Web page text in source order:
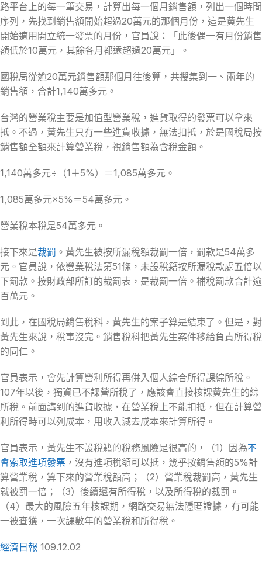
路平台上的每一筆交易，計算出每一個月銷售額，列出一個時間
序列，先找到銷售額開始超過20萬元的那個月份，這是黃先生
開始適用開立統一發票的月份，官員說：「此後偶一有月份銷售
額低於10萬元，其餘各月都遠超過20萬元」。
國稅局從逾20萬元銷售額那個月往後算，共搜集到一、兩年的
銷售額，合計1,140萬多元。
台灣的營業稅主要是加值型營業稅，進貨取得的發票可以拿來
抵。不過，黃先生只有一些進貨收據，無法扣抵，於是國稅局按
銷售額全額來計算營業稅，視銷售額為含稅金額。
1,140萬多元÷（1＋5%）＝1,085萬多元。
1,085萬多元×5%＝54萬多元。
營業稅本稅是54萬多元。
接下來是裁罰 。黃先生被按所漏稅額裁罰一倍，罰款是54萬多
元。官員說，依營業稅法第51條，未設稅籍按所漏稅款處五倍以
下罰款。按財政部所訂的裁罰表，是裁罰一倍。補稅罰款合計逾
百萬元。
到此，在國稅局銷售稅科，黃先生的案子算是結束了。但是，對
黃先生來說，稅事沒完。銷售稅科把黃先生案件移給負責所得稅
的同仁。
官員表示，會先計算營利所得再併入個人綜合所得課綜所稅。
107年以後，獨資已不課營所稅了，應該會直接核課黃先生的綜
所稅。前面講到的進貨收據，在營業稅上不能扣抵，但在計算營
利所得時可以列成本，用收入減去成本來計算所得。
官員表示，黃先生不設稅籍的稅務風險是很高的，（1）因為不
會索取進項發票 ，沒有進項稅額可以抵，幾乎按銷售額的5%計
算營業稅，算下來的營業稅額高；（2）營業稅裁罰高，黃先生
就被罰一倍；（3）後續還有所得稅，以及所得稅的裁罰。
（4）最大的風險五年核課期，網路交易無法隱匿證據，有可能
一被查獲，一次課數年的營業稅和所得稅。
經濟日報 109.12.02